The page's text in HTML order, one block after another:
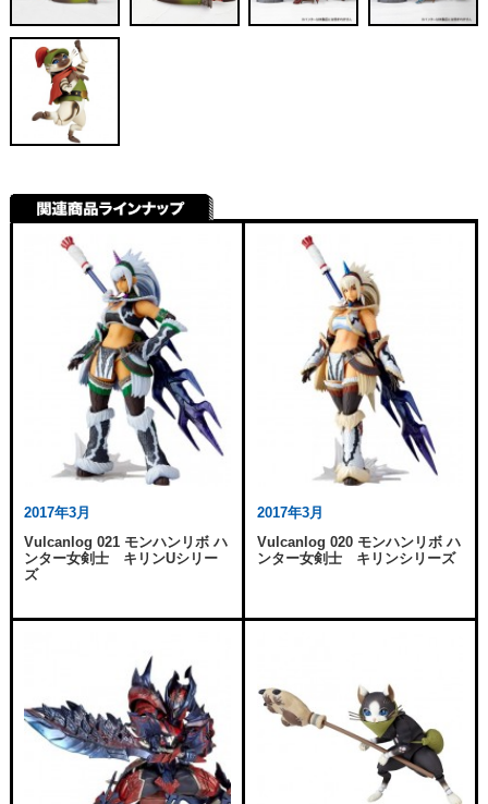
2017年3月
Vulcanlog 021 モンハンリボ ハ
ンター女剣士 キリンUシリー
ズ
2017年3月
Vulcanlog 020 モンハンリボ ハ
ンター女剣士 キリンシリーズ